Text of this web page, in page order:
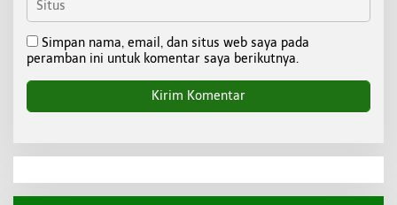
Simpan nama, email, dan situs web saya pada
peramban ini untuk komentar saya berikutnya.